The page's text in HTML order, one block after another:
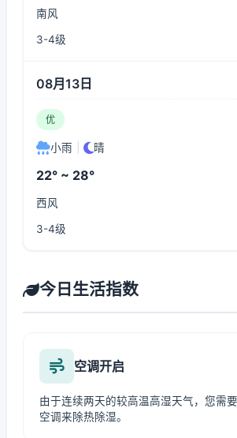
南风
3-4级
08月13日
优
小雨 晴
22° ~ 28°
西风
3-4级
今日生活指数
空调开启
由于连续两天的较高温高湿天气，您需
空调来除热除湿。